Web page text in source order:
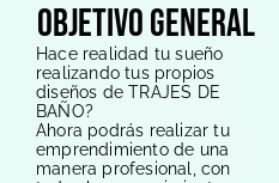
objetivo general
Hace realidad tu sueño
realizando tus propios
diseños de TRAJES DE
BAÑO?
Ahora podrás realizar tu
emprendimiento de una
manera profesional, con